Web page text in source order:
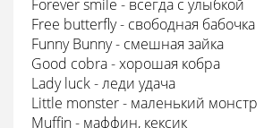
Forever smile - всегда с улыбкой
Free butterfly - свободная бабочка
Funny Bunny - смешная зайка
Good cobra - хорошая кобра
Lady luck - леди удача
Little monster - маленький монстр
Muffin - маффин, кексик